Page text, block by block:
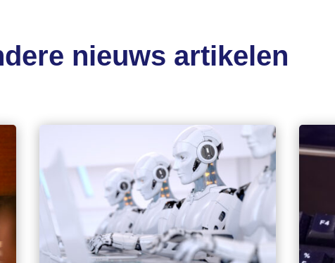
nieuws artikelen